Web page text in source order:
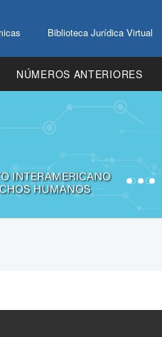
Biblioteca Jurídica Virtual
NÚMEROS ANTERIORES